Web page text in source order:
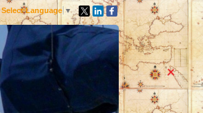
Select Language ▼